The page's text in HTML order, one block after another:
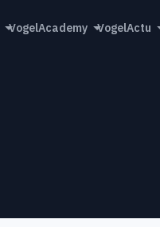
VogelAcademy VogelActu